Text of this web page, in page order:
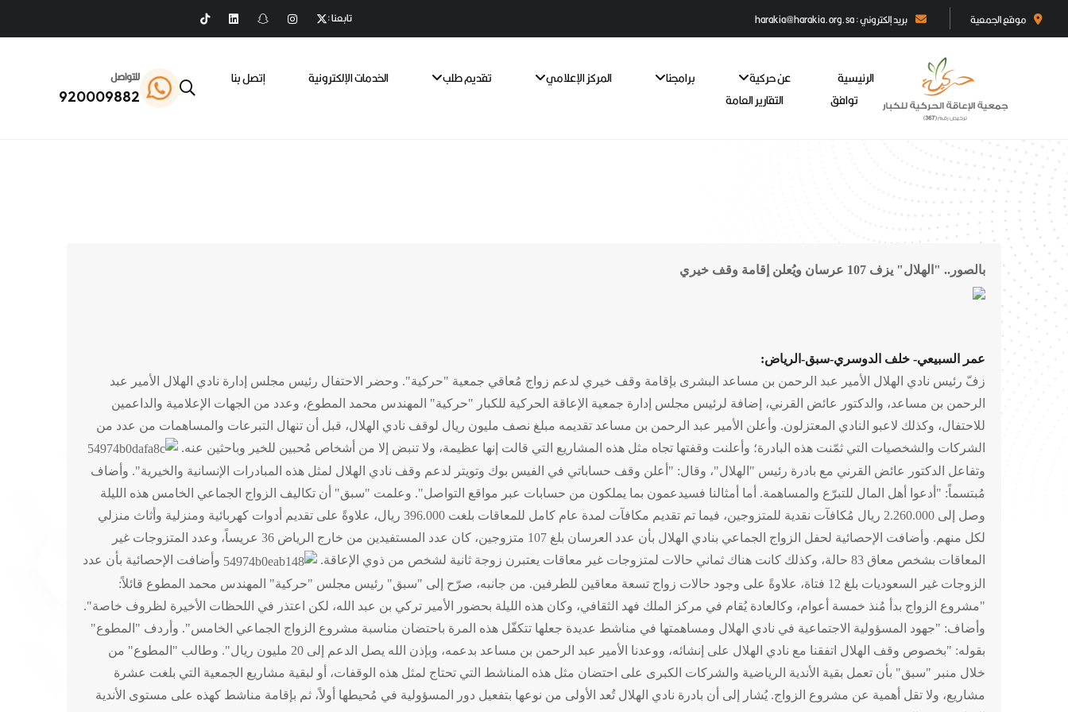
موقع الجمعية بريد إلكتروني : harakia@harakia.org.sa تابعنا :
الرئيسية عن حركية برامجنا المركز الإعلامي تقديم طلب الخدمات الإلكترونية
إتصل بنا
توافق
التقارير العامة
للتواصل
920009882
بالصور.. "الهلال" يزف 107 عرسان ويُعلن إقامة وقف خيري
عمر السبيعي- خلف الدوسري-سبق-الرياض:
زفّ رئيس نادي الهلال الأمير عبد الرحمن بن مساعد البشرى بإقامة وقف خيري لدعم زواج مُعاقي جمعية "حركية". وحضر الاحتفال رئيس مجلس إدارة نادي الهلال الأمير عبد
الرحمن بن مساعد، والدكتور عائض القرني، إضافة لرئيس مجلس إدارة جمعية الإعاقة الحركية للكبار "حركية" المهندس محمد المطوع، وعدد من الجهات الإعلامية والداعمين
للاحتفال، وكذلك لاعبو النادي المعتزلون. وأعلن الأمير عبد الرحمن بن مساعد تقديمه مبلغ نصف مليون ريال لوقف نادي الهلال، قبل أن تنهال التبرعات والمساهمات من عدد من
الشركات والشخصيات التي ثمّنت هذه البادرة؛ وأعلنت وقفتها تجاه مثل هذه المشاريع التي قالت إنها عظيمة، ولا تنبض إلا من أشخاص مُحبين للخير وباحثين عنه.
وتفاعل الدكتور عائض القرني مع بادرة رئيس "الهلال"، وقال: "أعلن وقف حساباتي في الفيس بوك وتويتر لدعم وقف نادي الهلال لمثل هذه المبادرات الإنسانية والخيرية". وأضاف
مُبتسماً: "أدعوا أهل المال للتبرّع والمساهمة. أما أمثالنا فسيدعمون بما يملكون من حسابات عبر مواقع التواصل". وعلمت "سبق" أن تكاليف الزواج الجماعي الخامس هذه الليلة
وصل إلى 2.260.000 ريال مُكافآت نقدية للمتزوجين، فيما تم تقديم مكافآت لمدة عام كامل للمعاقات بلغت 396.000 ريال، علاوةً على تقديم أدوات كهربائية ومنزلية وأثاث منزلي
لكل منهم. وأضافت الإحصائية لحفل الزواج الجماعي بنادي الهلال بأن عدد العرسان بلغ 107 متزوجين، كان عدد المستفيدين من خارج الرياض 36 عريساً، وعدد المتزوجات غير
المعاقات بشخص معاق 83 حالة، وكذلك كانت هناك ثماني حالات لمتزوجات غير معاقات يعتبرن زوجة ثانية لشخص من ذوي الإعاقة.
وأضافت الإحصائية بأن عدد
الزوجات غير السعوديات بلغ 12 فتاة، علاوةً على وجود حالات زواج تسعة معاقين للطرفين. من جانبه، صرّح إلى "سبق" رئيس مجلس "حركية" المهندس محمد المطوع قائلاً:
"مشروع الزواج بدأ مُنذ خمسة أعوام، وكالعادة يُقام في مركز الملك فهد الثقافي، وكان هذه الليلة بحضور الأمير تركي بن عبد الله، لكن اعتذر في اللحظات الأخيرة لظروف خاصة".
وأضاف: "جهود المسؤولية الاجتماعية في نادي الهلال ومساهمتها في مناشط عديدة جعلها تتكفّل هذه المرة باحتضان مناسبة مشروع الزواج الجماعي الخامس". وأردف "المطوع"
بقوله: "بخصوص وقف الهلال اتفقنا مع نادي الهلال على إنشائه، ووعدنا الأمير عبد الرحمن بن مساعد بدعمه، وبإذن الله يصل الدعم إلى 20 مليون ريال". وطالب "المطوع" من
خلال منبر "سبق" بأن تعمل بقية الأندية الرياضية والشركات الكبرى على احتضان مثل هذه المناشط التي تحتاج لمثل هذه الوقفات، أو لبقية مشاريع الجمعية التي بلغت عشرة
مشاريع، ولا تقل أهمية عن مشروع الزواج. يُشار إلى أن بادرة نادي الهلال تُعد الأولى من نوعها بتفعيل دور المسؤولية في مُحيطها أولاً، ثم بإقامة مناشط كهذه على مستوى الأندية